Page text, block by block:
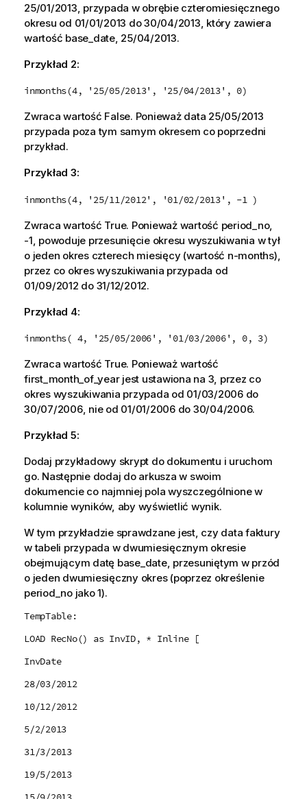
25/01/2013, przypada w obrębie czteromiesięcznego
okresu od 01/01/2013 do30/04/2013, który zawiera
wartość base_date, 25/04/2013.
Przykład 2:
inmonths(4, '25/05/2013', '25/04/2013', 0)
Zwraca wartość False. Ponieważ data 25/05/2013
przypada poza tym samym okresem co poprzedni
przykład.
Przykład 3:
inmonths(4, '25/11/2012', '01/02/2013', -1 )
Zwraca wartość True. Ponieważ wartość period_no,
-1 , powoduje przesunięcie okresu wyszukiwania w tył
o jeden okres czterech miesięcy (wartość n-months),
przez co okres wyszukiwania przypada od
01/09/2012 do 31/12/2012.
Przykład 4:
inmonths( 4, '25/05/2006', '01/03/2006', 0, 3)
Zwraca wartość True. Ponieważ wartość
first_month_of_yearjest ustawiona na 3, przez co
okres wyszukiwania przypada od 01/03/2006do
30/07/2006, nie od 01/01/2006do 30/04/2006.
Przykład 5:
Dodaj przykładowy skrypt do dokumentu i uruchom
go. Następnie dodaj do arkusza w swoim
dokumencie co najmniej pola wyszczególnione w
kolumnie wyników, aby wyświetlić wynik.
W tym przykładzie sprawdzane jest, czy data faktury
w tabeli przypada w dwumiesięcznym okresie
obejmującym datę base_date, przesuniętym w przód
o jeden dwumiesięczny okres (poprzez określenie
period_nojako 1).
TempTable:
LOAD RecNo() as InvID, * Inline [
InvDate
28/03/2012
10/12/2012
5/2/2013
31/3/2013
19/5/2013